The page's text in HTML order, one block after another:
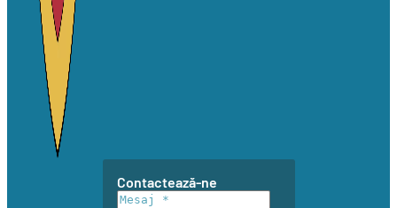
Contactează-ne